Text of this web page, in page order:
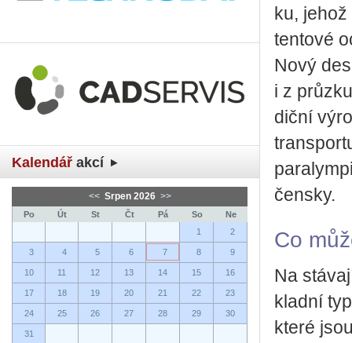
Kalendář akcí
<< Srpen 2026 >>
Po Út St Čt Pá So
Ne
1
2
3 4 5 6 7 8 9
10 11 12 13 14 15 16
17 18 19 20 21 22 23
24 25 26 27 28 29 30
31
ku,
ten­to­vé
Nový
i z
dič­ní
čen­sky.
Co
Na
klad­ní
které